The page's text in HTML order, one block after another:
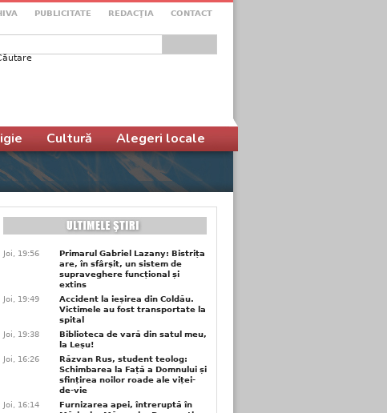
PUBLICITATE REDACŢIA CONTACT
de căutare
Cultură Alegeri locale
Joi, 19:56
Primarul Gabriel Lazany: Bistrița
are, în sfârșit, un sistem de
supraveghere funcțional și
extins
Joi, 19:49
Accident la ieșirea din Coldău.
Victimele au fost transportate la
spital
Joi, 19:38
Biblioteca de vară din satul meu,
la Leșu!
Joi, 16:26
Răzvan Rus, student teolog:
Schimbarea la Față a Domnului și
sfințirea noilor roade ale viței-
de-vie
Joi, 16:14
Furnizarea apei, întreruptă în